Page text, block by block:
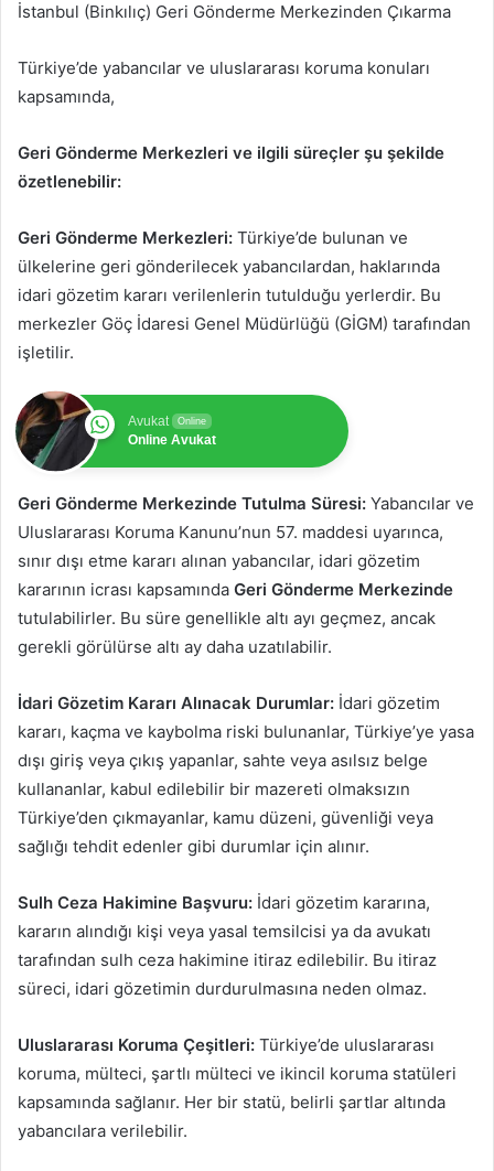
İstanbul (Binkılıç) Geri Gönderme Merkezinden Çıkarma
Türkiye’de yabancılar ve uluslararası koruma konuları
kapsamında,
Geri Gönderme Merkezleri ve ilgili süreçler şu şekilde
özetlenebilir:
Geri Gönderme Merkezleri: Türkiye’de bulunan ve
ülkelerine geri gönderilecek yabancılardan, haklarında
idari gözetim kararı verilenlerin tutulduğu yerlerdir. Bu
merkezler Göç İdaresi Genel Müdürlüğü (GİGM) tarafından
işletilir.
Avukat Online
Online Avukat
Geri Gönderme Merkezinde Tutulma Süresi: Yabancılar ve
Uluslararası Koruma Kanunu’nun 57. maddesi uyarınca,
sınır dışı etme kararı alınan yabancılar, idari gözetim
kararının icrası kapsamında Geri Gönderme Merkezinde
tutulabilirler. Bu süre genellikle altı ayı geçmez, ancak
gerekli görülürse altı ay daha uzatılabilir.
İdari Gözetim Kararı Alınacak Durumlar: İdari gözetim
kararı, kaçma ve kaybolma riski bulunanlar, Türkiye’ye yasa
dışı giriş veya çıkış yapanlar, sahte veya asılsız belge
kullananlar, kabul edilebilir bir mazereti olmaksızın
Türkiye’den çıkmayanlar, kamu düzeni, güvenliği veya
sağlığı tehdit edenler gibi durumlar için alınır.
Sulh Ceza Hakimine Başvuru: İdari gözetim kararına,
kararın alındığı kişi veya yasal temsilcisi ya da avukatı
tarafından sulh ceza hakimine itiraz edilebilir. Bu itiraz
süreci, idari gözetimin durdurulmasına neden olmaz.
Uluslararası Koruma Çeşitleri: Türkiye’de uluslararası
koruma, mülteci, şartlı mülteci ve ikincil koruma statüleri
kapsamında sağlanır. Her bir statü, belirli şartlar altında
yabancılara verilebilir.